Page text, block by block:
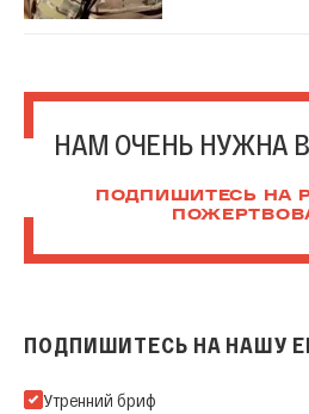
НАМ ОЧЕНЬ НУЖНА
ПОДПИШИТЕСЬ НА
ПОДПИШИТЕСЬ НА НАШУ
Подпишитесь на нашу Email-рассылку
Утренний бриф